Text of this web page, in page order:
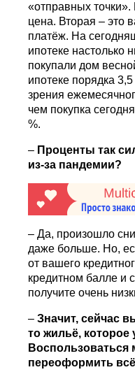
«отправных точки».
цена. Вторая – это
платёж. На
ипотеке настолько
покупали дом
ипотеке порядка
зрения
чем покупка
%.
– Проценты так
из-за пандемии?
– Да, произошло
даже больше. Но,
от вашего
кредитном балле и
получите очень
–Значит, сейчас
то жильё, которое
Воспользоваться
переоформить